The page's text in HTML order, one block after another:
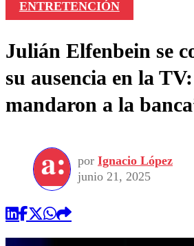
ENTRETENCIÓN
Julián Elfenbein se
su ausencia en la
mandaron a la
por Ignacio López
junio 21, 2025